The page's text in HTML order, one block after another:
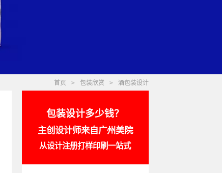
首页 > 包装欣赏 > 酒包装设计
包装设计多少钱？
主创设计师来自广州美院
从设计注册打样印刷一站式